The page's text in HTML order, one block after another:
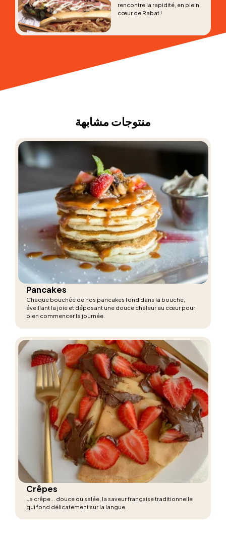
rencontre la rapidité, en plein
cœur de Rabat !
منتوجات مشابهة
Pancakes
Chaque bouchée de nos pancakes fond dans la bouche,
éveillant la joie et déposant une douce chaleur au cœur pour
bien commencer la journée.
Crêpes
La crêpe... douce ou salée, la saveur française traditionnelle
qui fond délicatement sur la langue.